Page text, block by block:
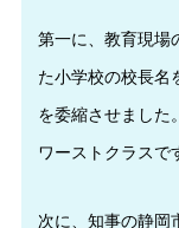
第一に、教育現場
た小学校の校長名
を委縮させました
ワーストクラスで
次に、知事の静岡